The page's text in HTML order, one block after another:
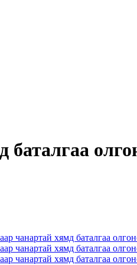
баталгаа